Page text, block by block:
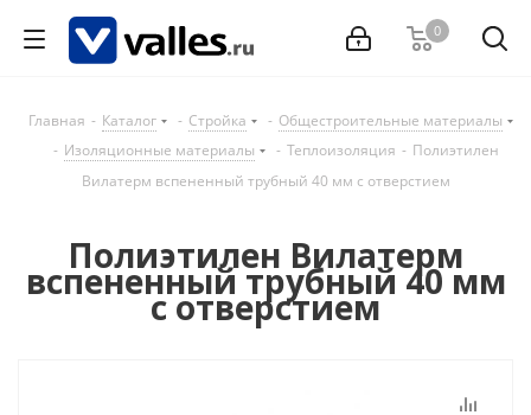
0
Главная - Каталог - Стройка - Общестроительные материалы
- Изоляционные материалы - Теплоизоляция - Полиэтилен
Вилатерм вспененный трубный 40 мм с отверстием
Полиэтилен Вилатерм
вспененный трубный 40 мм
с отверстием